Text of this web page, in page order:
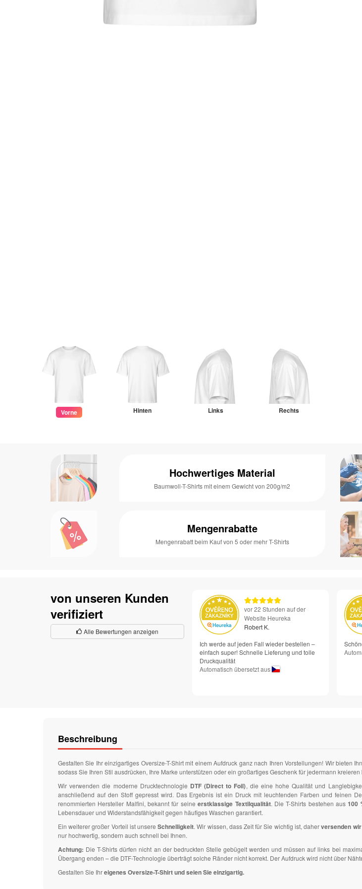
Vorne Hinten Links Rechts
Hochwertiges Material
Baumwoll-T-Shirts mit einem Gewicht von 200g/m2
Mengenrabatte
Mengenrabatt beim Kauf von 5 oder mehr T-Shirts
von unseren Kunden
verifiziert
Alle Bewertungen anzeigen
vor 22 Stunden auf der
Website Heureka
Robert K.
Ich werde auf jeden Fall wieder bestellen –
einfach super! Schnelle Lieferung und tolle
Druckqualität
Automatisch übersetzt aus
Beschreibung
Gestalten Sie Ihr einzigartiges Oversize-T-Shirt mit einem Aufdruck ganz nach Ihren Vorstellungen! Wir bieten
sodass Sie Ihren Stil ausdrücken, Ihre Marke unterstützen oder ein großartiges Geschenk für jedermann kreieren
Wir verwenden die moderne Drucktechnologie DTF (Direct to Foil), die eine hohe Qualität und
anschließend auf den Stoff gepresst wird. Das Ergebnis ist ein Druck mit leuchtenden Farben und feinen
renommierten Hersteller Malfini, bekannt für seineerstklassige Textilqualität. Die T-Shirts bestehen aus100
Lebensdauer und Widerstandsfähigkeit gegen häufiges Waschen garantiert.
Ein weiterer großer Vorteil ist unsereSchnelligkeit. Wir wissen, dass Zeit für Sie wichtig ist, daherversenden
nur hochwertig, sondern auch schnell bei Ihnen.
Achtung: Die T-Shirts dürfen nicht an der bedruckten Stelle gebügelt werden und müssen auf links bei
Übergang enden – die DTF-Technologie überträgt solche Ränder nicht korrekt. Der Aufdruck wird nicht über
Gestalten Sie Ihreigenes Oversize-T-Shirt und seien Sie einzigartig.